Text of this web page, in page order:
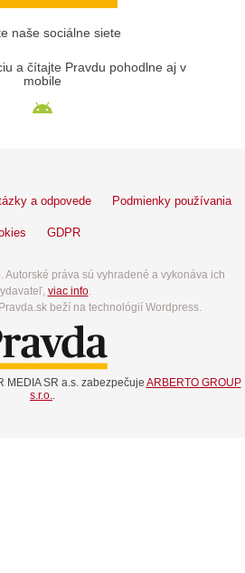
naše sociálne siete
a čítajte Pravdu pohodlne aj v
mobile
a odpovede Podmienky používania
GDPR
Autorské práva sú vyhradené a vykonáva ich
viac info.
beží na technológií Wordpress.
MEDIA SR a.s. zabezpečuje ARBERTO GROUP
s.r.o..